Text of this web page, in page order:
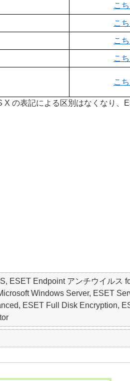
こ
こ
こ
こ
こ
の表記による区別はなくなり、
ESET Endpoint アンチウイルス
Windows Server, ESET
ESET Full Disk Encryption,